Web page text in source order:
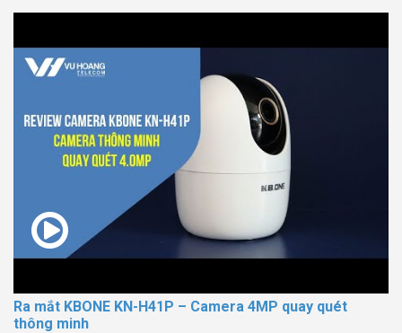
Ra mắt KBONE KN-H41P – Camera 4MP quay quét
thông minh